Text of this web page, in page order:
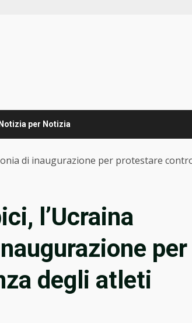
Notizia per Notizia
di inaugurazione per protestare
l’Ucraina
per
degli atleti